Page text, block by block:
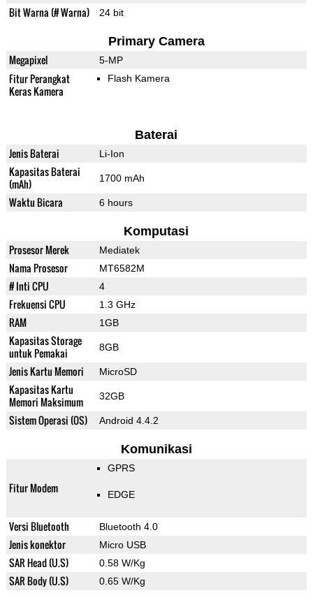
Bit Warna (# Warna) 24 bit
Primary Camera
Megapixel 5-MP
Fitur Perangkat
Keras Kamera
Flash Kamera
Baterai
Jenis Baterai Li-Ion
Kapasitas Baterai
(mAh)
1700 mAh
Waktu Bicara 6 hours
Komputasi
Prosesor Merek Mediatek
Nama Prosesor MT6582M
# Inti CPU 4
Frekuensi CPU 1.3 GHz
RAM 1GB
Kapasitas Storage
untuk Pemakai
8GB
Jenis Kartu Memori MicroSD
Kapasitas Kartu
Memori Maksimum
32GB
Sistem Operasi (OS) Android 4.4.2
Komunikasi
Fitur Modem
GPRS
EDGE
Versi Bluetooth Bluetooth 4.0
Jenis konektor Micro USB
SAR Head (U.S) 0.58 W/Kg
SAR Body (U.S) 0.65 W/Kg